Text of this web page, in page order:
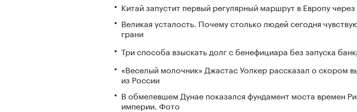
Китай запустит первый регулярный маршрут в Европу
Великая усталость. Почему столько людей сегодня
грани
Три способа взыскать долг с бенефициара без запуска
«Веселый молочник» Джастас Уолкер рассказал о скором
из России
В обмелевшем Дунае показался фундамент моста времен
империи. Фото